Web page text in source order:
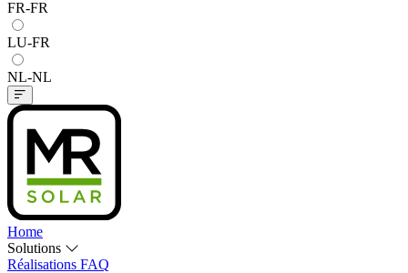
FR-FR
LU-FR
NL-NL
Home
Solutions
Réalisations FAQ